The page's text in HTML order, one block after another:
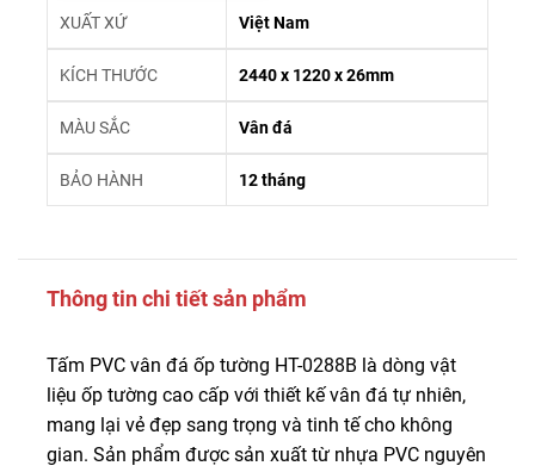
XUẤT XỨ Việt Nam
KÍCH THƯỚC 2440 x 1220 x 26mm
MÀU SẮC Vân đá
BẢO HÀNH 12 tháng
Thông tin chi tiết sản phẩm
Tấm PVC vân đá ốp tường HT-0288B là dòng vật
liệu ốp tường cao cấp với thiết kế vân đá tự nhiên,
mang lại vẻ đẹp sang trọng và tinh tế cho không
gian. Sản phẩm được sản xuất từ nhựa PVC nguyên